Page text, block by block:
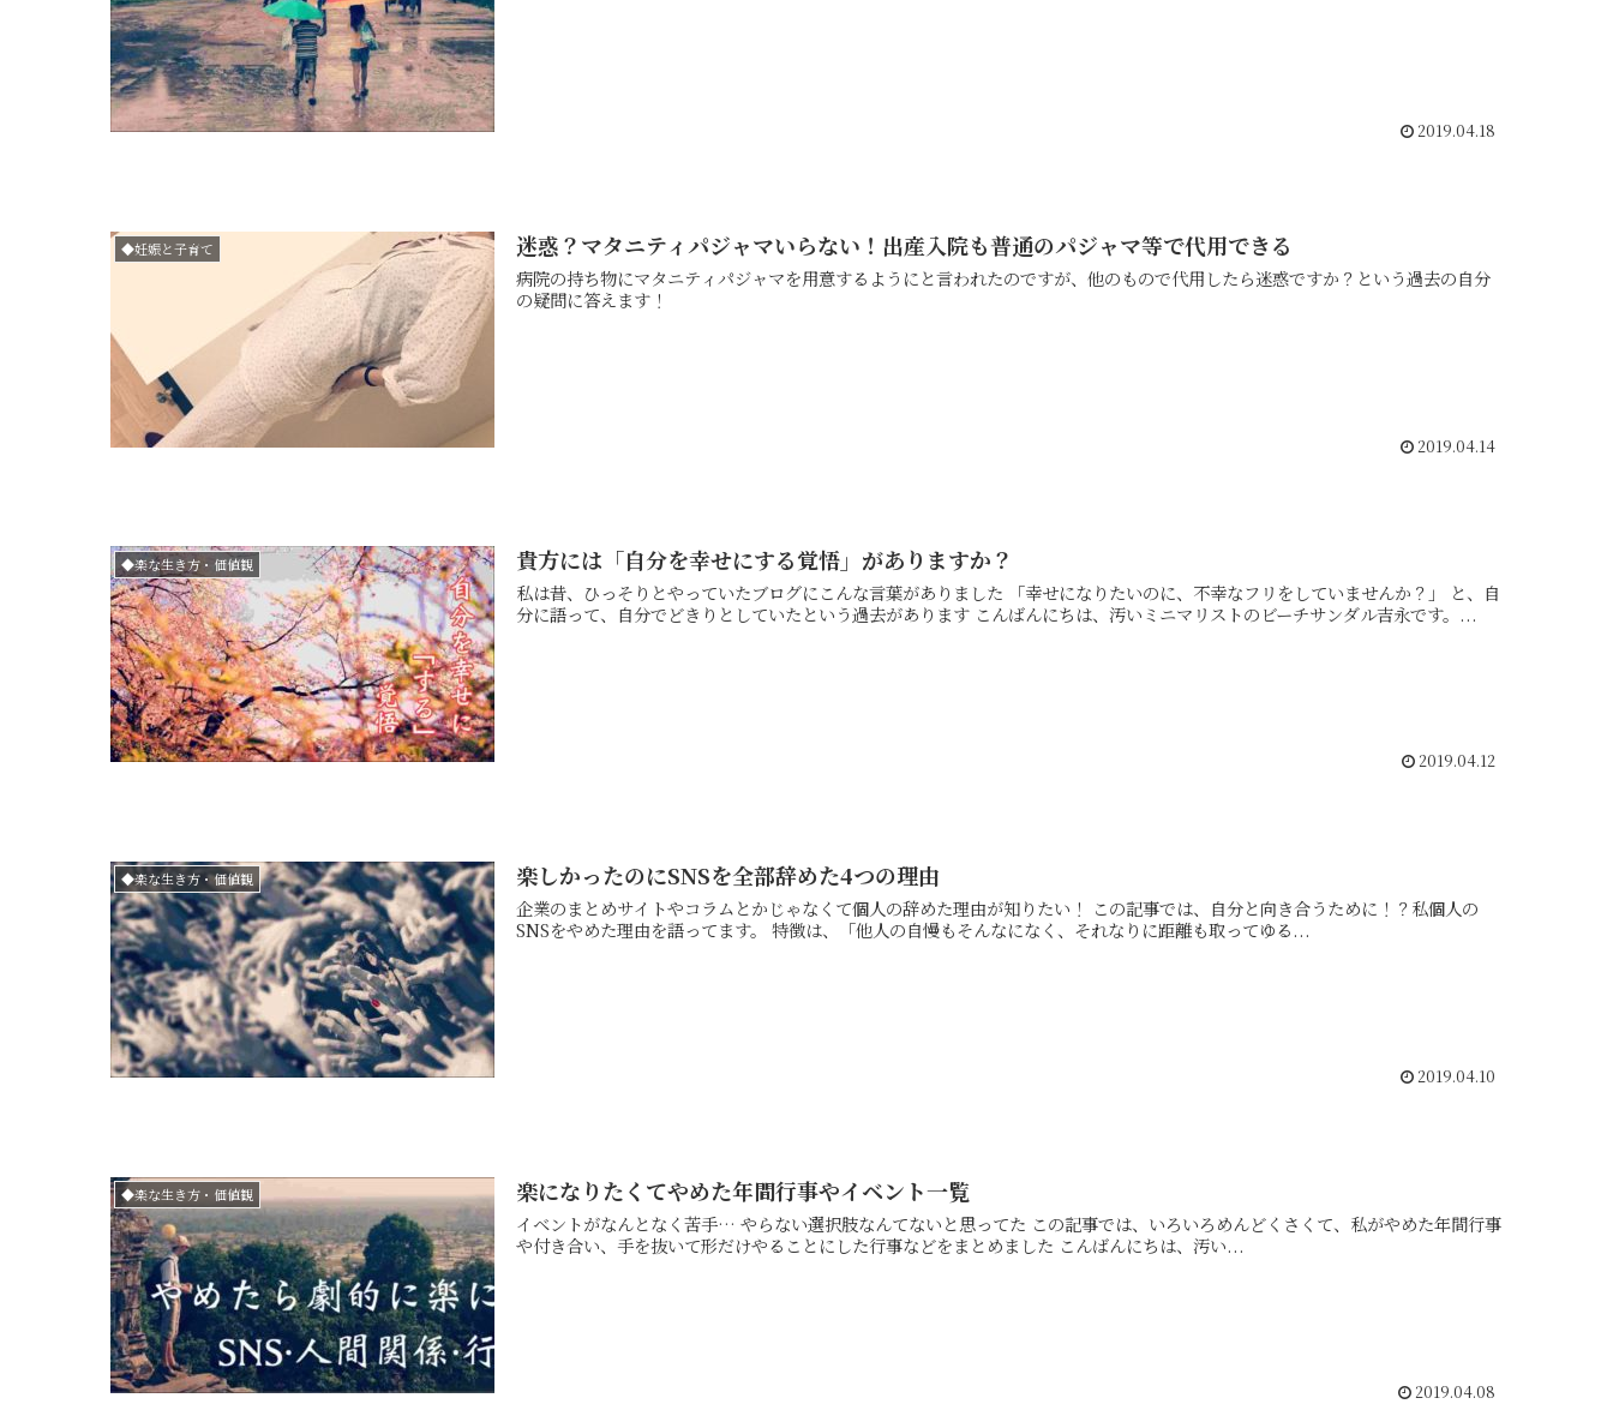
2019.04.18
◆妊娠と子育て 迷惑？マタニティパジャマいらない！出産入院も普通のパジャマ等で代用できる
病院の持ち物にマタニティパジャマを用意するようにと言われたのですが、他のもので代用したら迷惑ですか？という過去の自分
の疑問に答えます！
2019.04.14
◆楽な生き方・価値観 貴方には「自分を幸せにする覚悟」がありますか？
私は昔、ひっそりとやっていたブログにこんな言葉がありました 「幸せになりたいのに、不幸なフリをしていませんか？」 と、自
分に語って、自分でどきりとしていたという過去があります こんばんにちは、汚いミニマリストのビーチサンダル吉永です。...
2019.04.12
◆楽な生き方・価値観 楽しかったのにSNSを全部辞めた4つの理由
企業のまとめサイトやコラムとかじゃなくて個人の辞めた理由が知りたい！ この記事では、自分と向き合うために！？私個人の
SNSをやめた理由を語ってます。 特徴は、「他人の自慢もそんなになく、それなりに距離も取ってゆる...
2019.04.10
◆楽な生き方・価値観 楽になりたくてやめた年間行事やイベント一覧
イベントがなんとなく苦手… やらない選択肢なんてないと思ってた この記事では、いろいろめんどくさくて、私がやめた年間行事
や付き合い、手を抜いて形だけやることにした行事などをまとめました こんばんにちは、汚い...
2019.04.08